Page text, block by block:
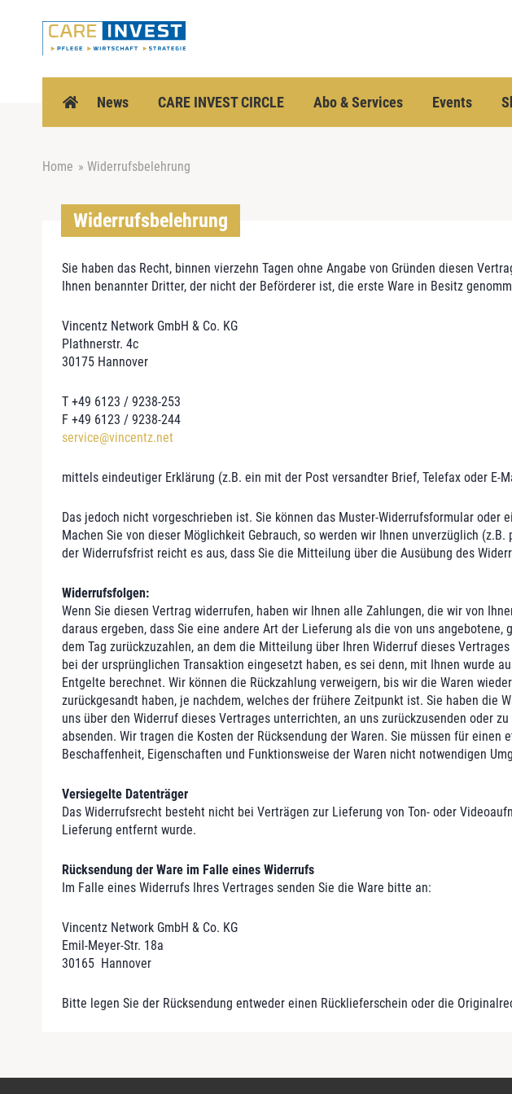
News CARE INVEST CIRCLE Abo & Services Events
Home » Widerrufsbelehrung
Widerrufsbelehrung
Sie haben das Recht, binnen vierzehn Tagen ohne Angabe von Gründen diesen
Ihnen benannter Dritter, der nicht der Beförderer ist, die erste Ware in Besitz
Vincentz Network GmbH & Co. KG
Plathnerstr. 4c
30175 Hannover
T +49 6123 / 9238-253
F +49 6123 / 9238-244
service@vincentz.net
mittels eindeutiger Erklärung (z.B. ein mit der Post versandter Brief, Telefax oder E-
Das jedoch nicht vorgeschrieben ist. Sie können das Muster-Widerrufsformular
Machen Sie von dieser Möglichkeit Gebrauch, so werden wir Ihnen unverzüglich
der Widerrufsfrist reicht es aus, dass Sie die Mitteilung über die Ausübung des
Widerrufsfolgen:
Wenn Sie diesen Vertrag widerrufen, haben wir Ihnen alle Zahlungen, die wir von
daraus ergeben, dass Sie eine andere Art der Lieferung als die von uns
dem Tag zurückzuzahlen, an dem die Mitteilung über Ihren Widerruf dieses
bei der ursprünglichen Transaktion eingesetzt haben, es sei denn, mit Ihnen wurde
Entgelte berechnet. Wir können die Rückzahlung verweigern, bis wir die Waren
zurückgesandt haben, je nachdem, welches der frühere Zeitpunkt ist. Sie haben die
uns über den Widerruf dieses Vertrages unterrichten, an uns zurückzusenden oder
absenden. Wir tragen die Kosten der Rücksendung der Waren. Sie müssen für
Beschaffenheit, Eigenschaften und Funktionsweise der Waren nicht notwendigen
Versiegelte Datenträger
Das Widerrufsrecht besteht nicht bei Verträgen zur Lieferung von Ton- oder
Lieferung entfernt wurde.
Rücksendung der Ware im Falle eines Widerrufs
Im Falle eines Widerrufs Ihres Vertrages senden Sie die Ware bitte an:
Vincentz Network GmbH & Co. KG
Emil-Meyer-Str. 18a
30165 Hannover
Bitte legen Sie der Rücksendung entweder einen Rücklieferschein oder die